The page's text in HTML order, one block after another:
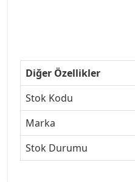
Diğer Özellikler
Stok Kodu
Marka
Stok Durumu